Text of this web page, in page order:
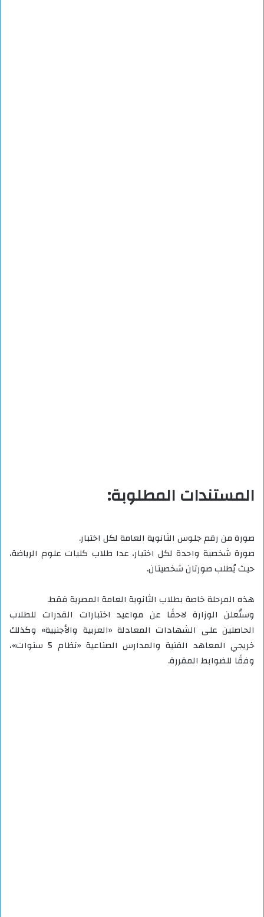
المستندات المطلوبة:
صورة من رقم جلوس الثانوية العامة لكل اختبار.
صورة شخصية واحدة لكل اختبار، عدا طلاب كليات علوم الرياضة،
حيث يُطلب صورتان شخصيتان.
هذه المرحلة خاصة بطلاب الثانوية العامة المصرية فقط.
وستُعلن الوزارة لاحقًا عن مواعيد اختبارات القدرات للطلاب
الحاصلين على الشهادات المعادلة «العربية والأجنبية» وكذلك
خريجي المعاهد الفنية والمدارس الصناعية «نظام 5 سنوات»،
وفقًا للضوابط المقررة.